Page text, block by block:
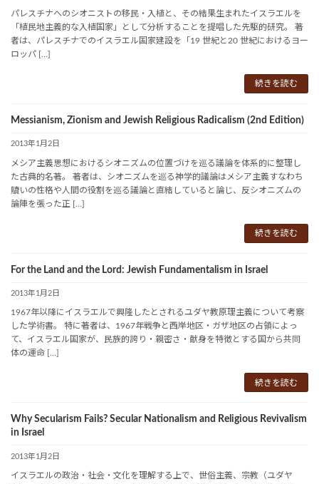
パレスチナへのシオニストの移民・入植と、その結果生まれたイスラエルを
「植民地主義的な入植国家」として分析することを提唱した先駆的研究。 著
者は、パレスチナでのイスラエル国家建設を「19 世紀と20 世紀におけるヨー
ロッパ […]
続きを読む
Messianism, Zionism and Jewish Religious Radicalism (2nd Edition)
2013年1月2日
メシア主義思想におけるシオニズムの位置づけを巡る議論を体系的に整理し
た古典的名著。 著者は、シオニズムを巡る神学的議論はメシア主義すなわち
贖いの性格や人間の役割を巡る議論と直結していると論じ、反シオニズムの
論陣を張った正 […]
続きを読む
For the Land and the Lord: Jewish Fundamentalism in Israel
2013年1月2日
1967年以降にイスラエルで興隆したとされるユダヤ教原理主義について考察
した学術書。 特に著者は、1967年戦争と西岸地区・ガザ地区の占領によっ
て、イスラエル国家が、民族的誇り・親密さ・献身を特徴とする国から共同
体の運命 […]
続きを読む
Why Secularism Fails? Secular Nationalism and Religious Revivalism
in Israel
2013年1月2日
イスラエルの政治・社会・文化を理解する上で、世俗主義、宗教（ユダヤ